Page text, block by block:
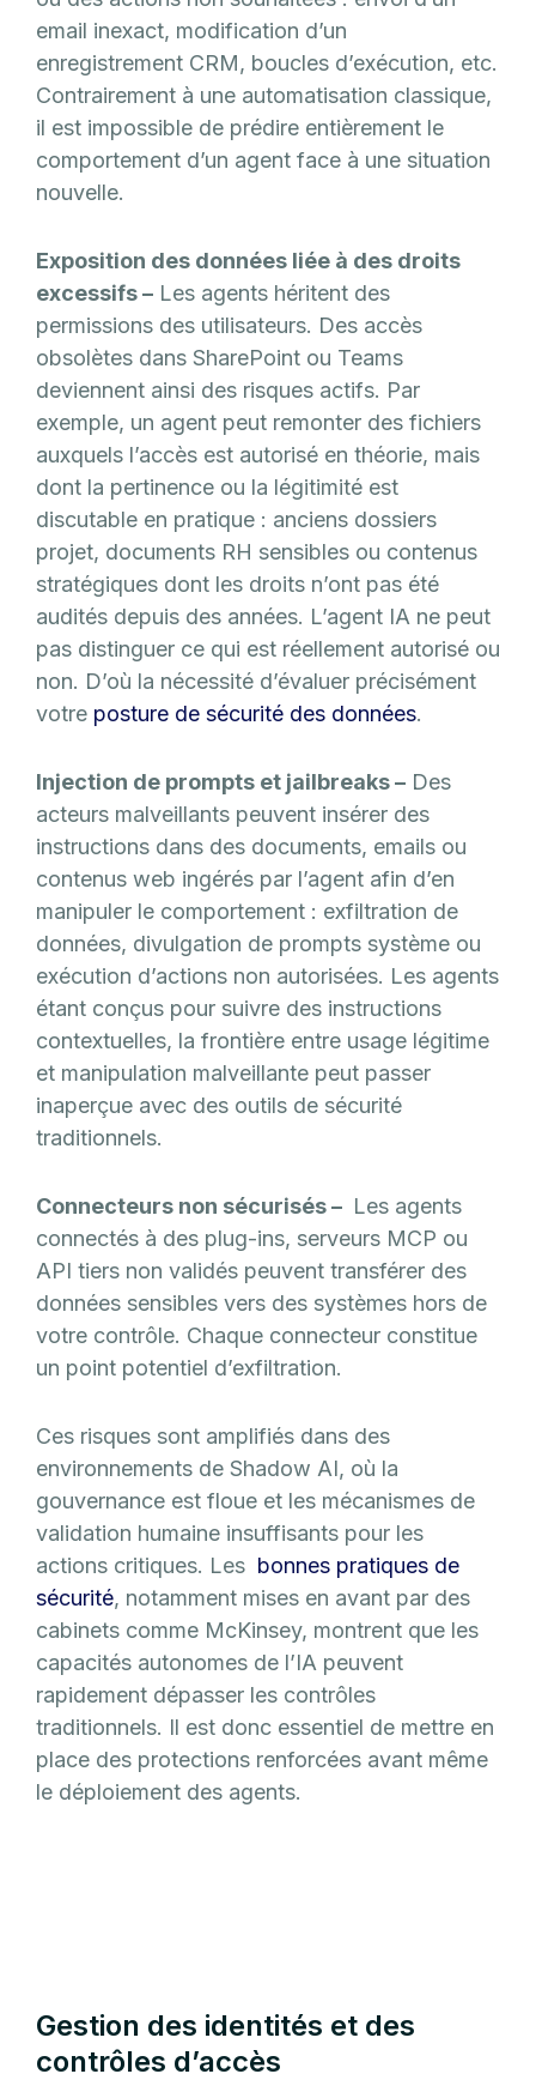
email inexact, modification d’un
enregistrement CRM, boucles d’exécution, etc.
Contrairement à une automatisation classique,
il est impossible de prédire entièrement le
comportement d’un agent face à une situation
nouvelle.
Exposition des données liée à des droits
excessifs – Les agents héritent des
permissions des utilisateurs. Des accès
obsolètes dans SharePoint ou Teams
deviennent ainsi des risques actifs. Par
exemple, un agent peut remonter des fichiers
auxquels l’accès est autorisé en théorie, mais
dont la pertinence ou la légitimité est
discutable en pratique : anciens dossiers
projet, documents RH sensibles ou contenus
stratégiques dont les droits n’ont pas été
audités depuis des années. L’agent IA ne peut
pas distinguer ce qui est réellement autorisé ou
non. D’où la nécessité d’évaluer précisément
votre posture de sécurité des données.
Injection de prompts et jailbreaks – Des
acteurs malveillants peuvent insérer des
instructions dans des documents, emails ou
contenus web ingérés par l’agent afin d’en
manipuler le comportement : exfiltration de
données, divulgation de prompts système ou
exécution d’actions non autorisées. Les agents
étant conçus pour suivre des instructions
contextuelles, la frontière entre usage légitime
et manipulation malveillante peut passer
inaperçue avec des outils de sécurité
traditionnels.
Connecteurs non sécurisés – Les agents
connectés à des plug-ins, serveurs MCP ou
API tiers non validés peuvent transférer des
données sensibles vers des systèmes hors de
votre contrôle. Chaque connecteur constitue
un point potentiel d’exfiltration.
Ces risques sont amplifiés dans des
environnements de Shadow AI, où la
gouvernance est floue et les mécanismes de
validation humaine insuffisants pour les
actions critiques. Les bonnes pratiques de
sécurité, notamment mises en avant par des
cabinets comme McKinsey, montrent que les
capacités autonomes de l’IA peuvent
rapidement dépasser les contrôles
traditionnels. Il est donc essentiel de mettre en
place des protections renforcées avant même
le déploiement des agents.
Gestion des identités et des
contrôles d’accès